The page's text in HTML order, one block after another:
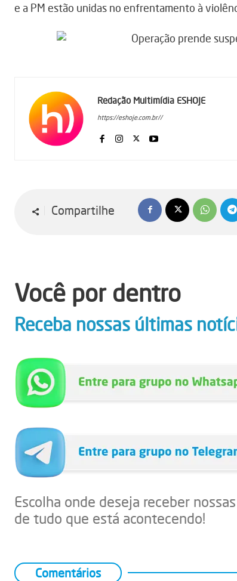
e a PM estão unidas no enfrentamento à
Redação Multimídia ESHOJE
https://eshoje.com.br//
Compartilhe
Você por dentro
Receba nossas últimas
Escolha onde deseja receber
de tudo que está acontecendo!
Comentários